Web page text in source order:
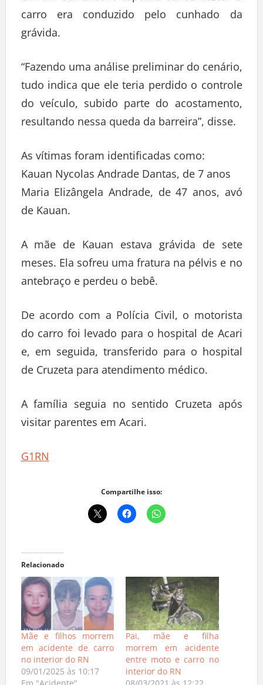
carro era conduzido pelo cunhado da
grávida.
“Fazendo uma análise preliminar do cenário,
tudo indica que ele teria perdido o controle
do veículo, subido parte do acostamento,
resultando nessa queda da barreira”, disse.
As vítimas foram identificadas como:
Kauan Nycolas Andrade Dantas, de 7 anos
Maria Elizângela Andrade, de 47 anos, avó
de Kauan.
A mãe de Kauan estava grávida de sete
meses. Ela sofreu uma fratura na pélvis e no
antebraço e perdeu o bebê.
De acordo com a Polícia Civil, o motorista
do carro foi levado para o hospital de Acari
e, em seguida, transferido para o hospital
de Cruzeta para atendimento médico.
A família seguia no sentido Cruzeta após
visitar parentes em Acari.
G1RN
Compartilhe isso:
Relacionado
Mãe e filhos morrem
em acidente de carro
no interior do RN
09/01/2025 às 10:17
Pai, mãe e filha
morrem em acidente
entre moto e carro no
interior do RN